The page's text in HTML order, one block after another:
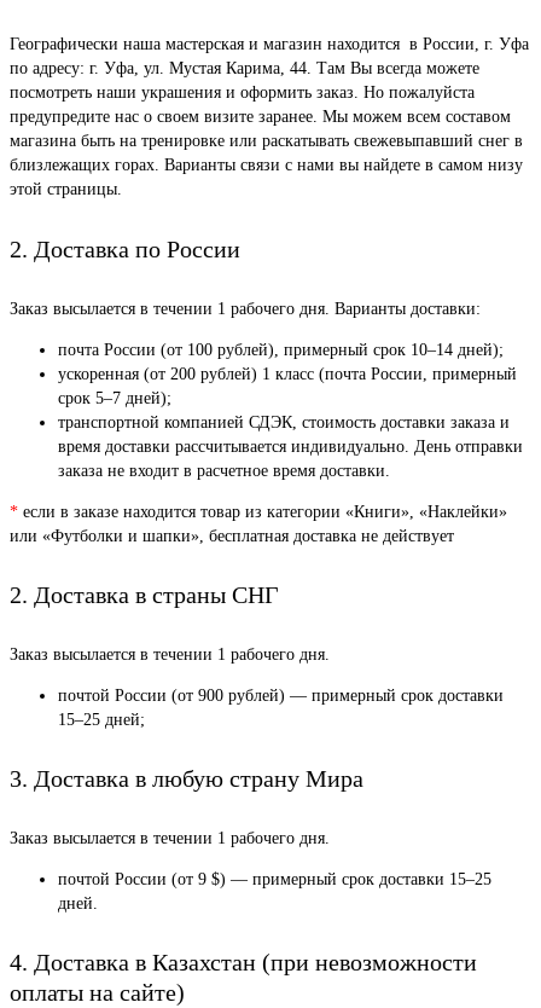
Географически наша мастерская и магазин находится в России, г. Уфа
по адресу: г. Уфа, ул. Мустая Карима, 44. Там Вы всегда можете
посмотреть наши украшения и оформить заказ. Но пожалуйста
предупредите нас о своем визите заранее. Мы можем всем составом
магазина быть на тренировке или раскатывать свежевыпавший снег в
близлежащих горах. Варианты связи с нами вы найдете в самом низу
этой страницы.
2. Доставка по России
Заказ высылается в течении 1 рабочего дня. Варианты доставки:
почта России (от 100 рублей), примерный срок 10–14 дней);
ускоренная (от 200 рублей) 1 класс (почта России, примерный
срок 5–7 дней);
транспортной компанией СДЭК, стоимость доставки заказа и
время доставки рассчитывается индивидуально. День отправки
заказа не входит в расчетное время доставки.
* если в заказе находится товар из категории «Книги», «Наклейки»
или «Футболки и шапки», бесплатная доставка не действует
2. Доставка в страны СНГ
Заказ высылается в течении 1 рабочего дня.
почтой России (от 900 рублей) — примерный срок доставки
15–25 дней;
3. Доставка в любую страну Мира
Заказ высылается в течении 1 рабочего дня.
почтой России (от 9 $) — примерный срок доставки 15–25
дней.
4. Доставка в Казахстан (при невозможности
оплаты на сайте)